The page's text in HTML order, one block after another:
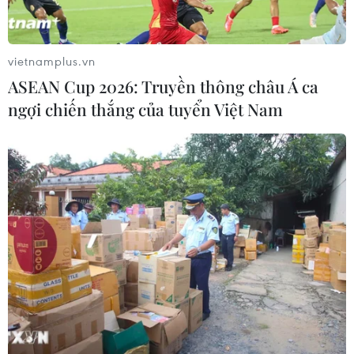
TT-Huế: Nhiều hoạt động tái hiện Tết cổ
truyền Cung đình Huế
23/01/2020 07:00
Ngày 23 tháng Chạp tại Triệu Miếu, Thế Miếu, điện
Long An diễn ra nghi lễ dựng cây Nêu; ngày 24 tháng
Chạp tại cung Diên Thọ sẽ diễn ra chương trình “Hương
xưa bánh Tết.”
vietnamplus.vn
ASEAN Cup 2026: Truyền thông châu Á ca
ngợi chiến thắng của tuyển Việt Nam